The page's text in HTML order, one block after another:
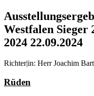
Westfalen
2024 22.09.2024
Richter|in: Herr Joachim
Rüden